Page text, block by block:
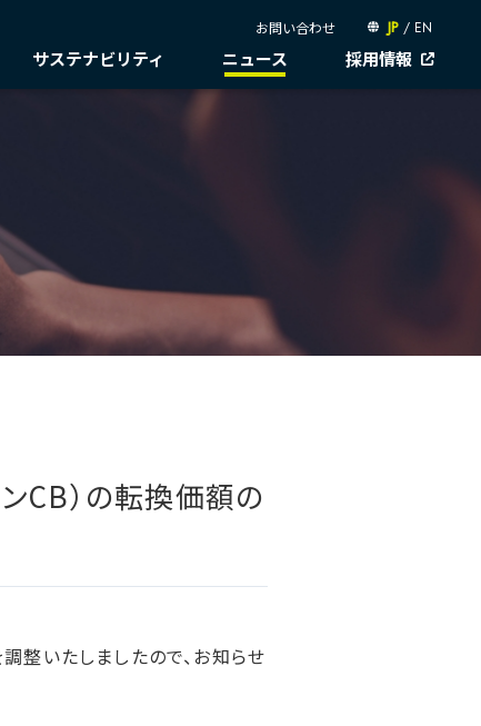
ITSUTSU-BOSHI（グループ報）
B.LEAGUE応援サイト
キャレたんと探究学習
ライブラリー
サステナビリティ
健康・安全
ニュース 採用情報
お問い合わせ JP / EN
CB）の転換価額の
整いたしましたので、お知らせ